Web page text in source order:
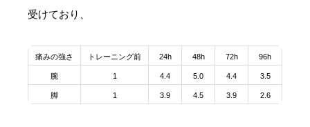
受けており、
痛みの強さ トレーニング前 24h 48h 72h 96h
腕 1 4.4 5.0 4.4 3.5
脚 1 3.9 4.5 3.9 2.6